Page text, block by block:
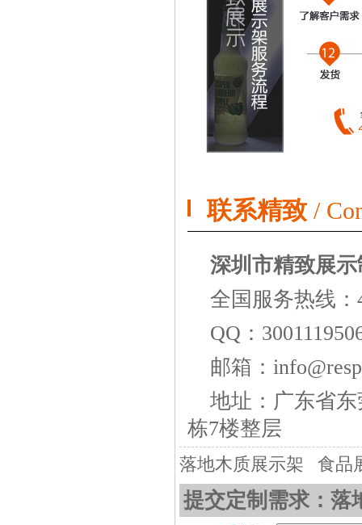
联系精致 /
深圳市精致展
全国服务热线：
QQ：
邮箱：
地址：广东省
栋7楼整层
落地木质展示架 食品
提交定制需求：落